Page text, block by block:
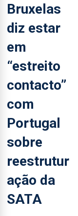
Bruxelas
diz estar
em
“estreito
contacto”
com
Portugal
sobre
reestrutur
ação da
SATA